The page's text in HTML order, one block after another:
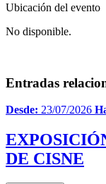
Ubicación del evento
No disponible.
Entradas
Desde: 23/07/2026
DE CISNE